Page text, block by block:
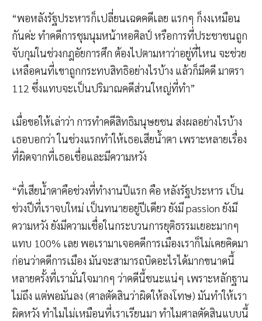
“พอหลังรัฐประหารก็เปลี่ยนเฉดคดีเลย แรกๆ ก็งงเหมือน
กันค่ะ ทำคดีการชุมนุมหน้าหอศิลป์ หรือการที่ประชาชนถูก
จับกุมในช่วงกฎอัยการศึก ต้องไปตามหาว่าอยู่ที่ไหน จะช่วย
เหลือคนที่เขาถูกกระทบสิทธิอย่างไรบ้าง แล้วก็มีคดี มาตรา
112 ซึ่งแทบจะเป็นปริมาณคดีส่วนใหญ่ที่ทำ”
เมื่อขอให้เล่าว่า การทำคดีสิทธิมนุษยชน ส่งผลอย่างไรบ้าง
เธอบอกว่า ในช่วงแรกทำให้เธอเสียน้ำตา เพราะหลายเรื่อง
ที่ผิดจากที่เธอเชื่อและมีความหวัง
“ที่เสียน้ำตาคือช่วงที่ทำงานปีแรก คือ หลังรัฐประหาร เป็น
ช่วงปีที่เราจบใหม่ เป็นทนายอยู่ปีเดียว ยังมี passion ยังมี
ความหวัง ยังมีความเชื่อในกระบวนการยุติธรรมเยอะมากๆ
แทบ 100% เลย พอเรามาเจอคดีการเมืองเราก็ไม่เคยคิดมา
ก่อนว่าคดีการเมือง มันจะสามารถบิดอะไรได้มากขนาดนี้
หลายครั้งที่เรามั่นใจมากๆ ว่าคดีนี้ชนะแน่ๆ เพราะหลักฐาน
ไม่ถึง แต่พอมันลง (ศาลตัดสินว่าผิดให้ลงโทษ) มันทำให้เรา
ผิดหวัง ทำไมไม่เหมือนที่เราเรียนมา ทำไมศาลตัดสินแบบนี้